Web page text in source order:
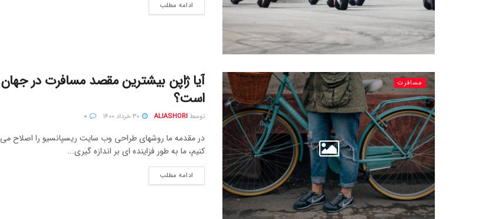
ادامه مطلب
مسافرت
آیا ژاپن بیشترین مقصد مسافرت در جهان
است؟
توسط ALIASHORI
در مقدمه ما روشهای طراحی وب سایت ریسپانسیو را اصلاح می
کنیم، ما به طور فزاینده ای بر اندازه گیری...
ادامه مطلب